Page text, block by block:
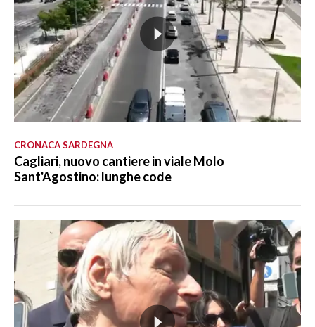
CRONACA SARDEGNA
Cagliari, nuovo cantiere in viale Molo
Sant'Agostino: lunghe code